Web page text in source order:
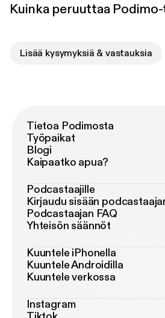
Kuinka peruuttaa
Lisää kysymyksiä & vastauksia
Tietoa Podimosta
Työpaikat
Blogi
Kaipaatko apua?
Podcastaajille
Kirjaudu sisään
Podcastaajan FAQ
Yhteisön säännöt
Kuuntele iPhonella
Kuuntele Androidilla
Kuuntele verkossa
Instagram